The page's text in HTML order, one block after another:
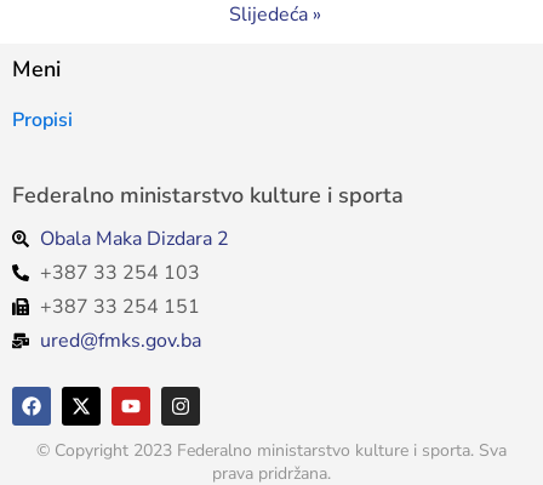
Slijedeća »
Meni
Propisi
Federalno ministarstvo kulture i sporta
Obala Maka Dizdara 2
+387 33 254 103
+387 33 254 151
ured@fmks.gov.ba
© Copyright 2023 Federalno ministarstvo kulture i sporta. Sva
prava pridržana.